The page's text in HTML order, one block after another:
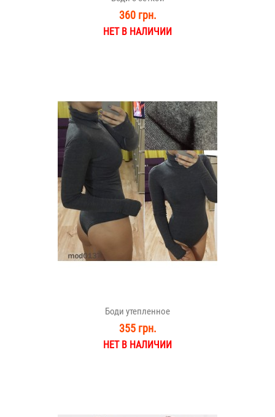
360 грн.
НЕТ В НАЛИЧИИ
Боди утепленное
355 грн.
НЕТ В НАЛИЧИИ